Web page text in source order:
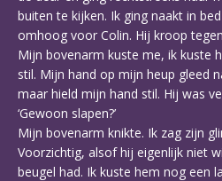
buiten te kijken. Ik ging naakt in
omhoog voor Colin. Hij kroop
Mijn bovenarm kuste me, ik kuste
stil. Mijn hand op mijn heup gleed
maar hield mijn hand stil. Hij was
‘Gewoon slapen?’
Mijn bovenarm knikte. Ik zag zijn
Voorzichtig, alsof hij eigenlijk niet
beugel had. Ik kuste hem nog een